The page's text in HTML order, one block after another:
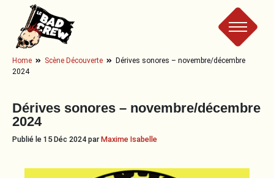
Le
Crew
Home Scène Découverte
Dérives sonores – novembre/décembre
2024
Dérives sonores – novembre/décembre
2024
Publié le 15 Déc 2024 parMaxime Isabelle